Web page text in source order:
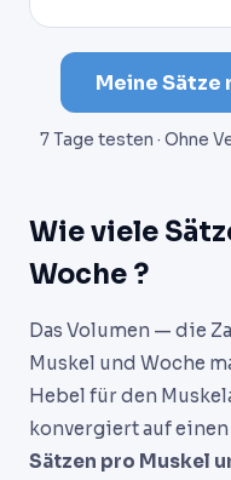
Meine Sätze
7 Tage testen · Ohne
Wie viele
Woche ?
Das Volumen — die
Muskel und Woche
Hebel für den
konvergiert auf einen
Sätzen pro Muskel